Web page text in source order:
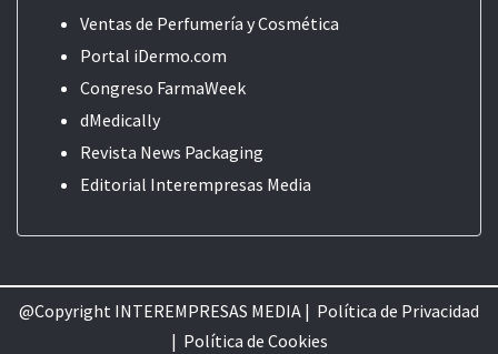
Ventas de Perfumería y Cosmética
Portal iDermo.com
Congreso FarmaWeek
dMedically
Revista News Packaging
Editorial Interempresas Media
@Copyright INTEREMPRESAS MEDIA | Política de Privacidad
| Política de Cookies